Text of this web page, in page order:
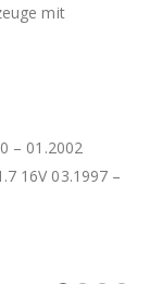
mit
– 01.2002
16V 03.1997 –